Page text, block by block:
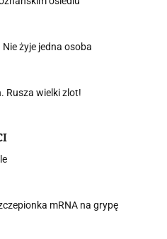
żyje jedna osoba
Rusza wielki zlot!
mRNA na grypę